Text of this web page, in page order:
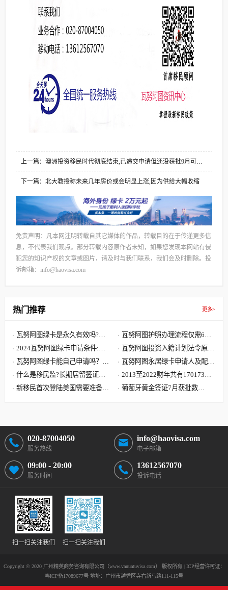
上一篇：澳洲投资移民时代彻底结束,已递交申请但还没获批9月可申
请退费
下一篇：北大教授称未来几年房价或会明显上涨,因为供给大幅收缩
免责声明：凡本网注明转载自其它媒体的作品，转载目的在于传递更多信
息，不代表我们观点。部分转载内容原作者未知，如果您发现本网站有侵
犯您的知识产权的文章或图片，请及时与我们联系，我们会及时删除。投
诉邮箱：info@haovisa.com
热门推荐 更多>
瓦努阿图绿卡是永久有效吗?瓦
努阿图绿卡有效期是多久?
瓦努阿图护照办理流程仅需6步,
快至30天获批 60天收到原件
2024瓦努阿图绿卡申请条件:单
人8000美元 7天获批三周拿卡
瓦努阿图投资入籍计划法令原文
解读,主申请人捐献8万美元起
瓦努阿图绿卡能自己申请吗？答
案可能要让您失望了
瓦努阿图永居绿卡申请人及配偶
子女需要提供资料最全清单
什么是移民监?长期居留签证和
永久居留签证有什么区别?
2013至2022财年共有170173位
中国大陆申请人移民美国
新移民首次登陆美国需要准备哪
葡萄牙黄金签证7月获批数
020-87004050
服务热线
info@haovisa.com
电子邮箱
09:00 - 20:00
服务时间
13612567070
投诉电话
扫一扫关注我们 扫一扫关注我们
Copyright © 2020 广州精英商务咨询有限公司（www.vanuatuvisa.com） 版权所有 | ICP经营许可证：
粤ICP备17089677号 地址：广州市越秀区寺右新马路111-115号